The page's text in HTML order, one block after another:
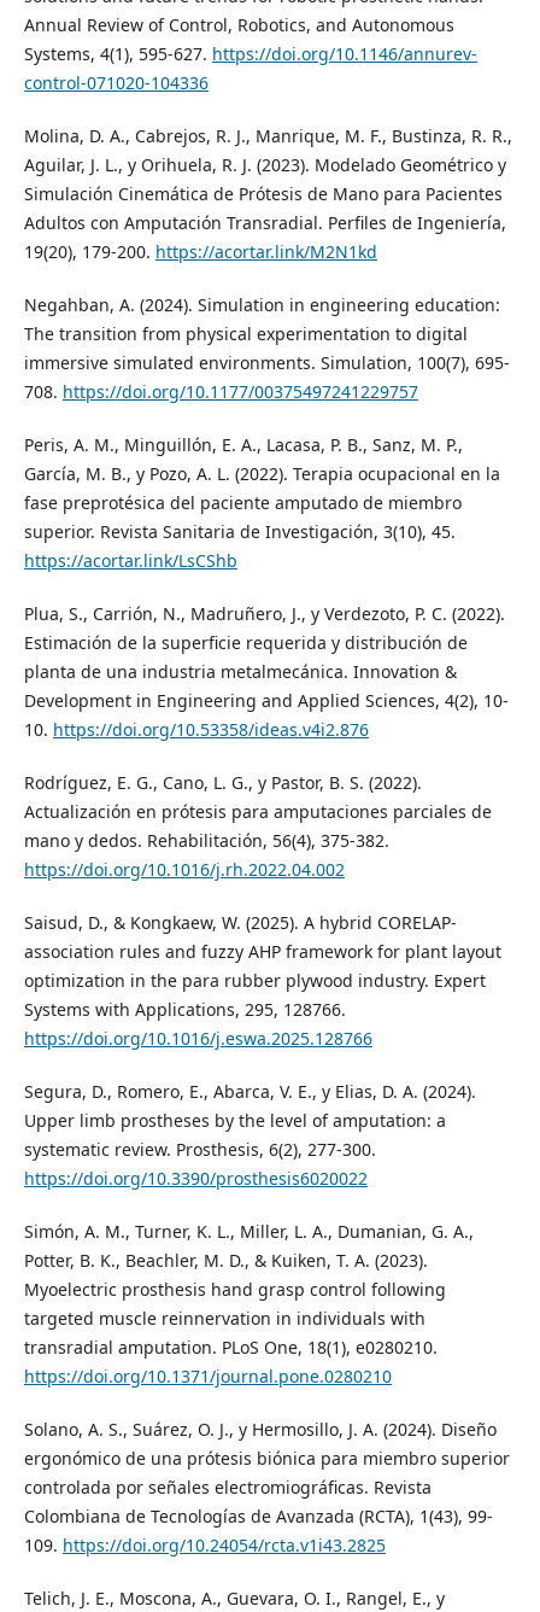
Annual Review of Control, Robotics, and Autonomous
Systems, 4(1), 595-627. https://doi.org/10.1146/annurev-
control-071020-104336
Molina, D. A., Cabrejos, R. J., Manrique, M. F., Bustinza, R. R.,
Aguilar, J. L., y Orihuela, R. J. (2023). Modelado Geométrico y
Simulación Cinemática de Prótesis de Mano para Pacientes
Adultos con Amputación Transradial. Perfiles de Ingeniería,
19(20), 179-200. https://acortar.link/M2N1kd
Negahban, A. (2024). Simulation in engineering education:
The transition from physical experimentation to digital
immersive simulated environments. Simulation, 100(7), 695-
708. https://doi.org/10.1177/00375497241229757
Peris, A. M., Minguillón, E. A., Lacasa, P. B., Sanz, M. P.,
García, M. B., y Pozo, A. L. (2022). Terapia ocupacional en la
fase preprotésica del paciente amputado de miembro
superior. Revista Sanitaria de Investigación, 3(10), 45.
https://acortar.link/LsCShb
Plua, S., Carrión, N., Madruñero, J., y Verdezoto, P. C. (2022).
Estimación de la superficie requerida y distribución de
planta de una industria metalmecánica. Innovation &
Development in Engineering and Applied Sciences, 4(2), 10-
10. https://doi.org/10.53358/ideas.v4i2.876
Rodríguez, E. G., Cano, L. G., y Pastor, B. S. (2022).
Actualización en prótesis para amputaciones parciales de
mano y dedos. Rehabilitación, 56(4), 375-382.
https://doi.org/10.1016/j.rh.2022.04.002
Saisud, D., & Kongkaew, W. (2025). A hybrid CORELAP-
association rules and fuzzy AHP framework for plant layout
optimization in the para rubber plywood industry. Expert
Systems with Applications, 295, 128766.
https://doi.org/10.1016/j.eswa.2025.128766
Segura, D., Romero, E., Abarca, V. E., y Elias, D. A. (2024).
Upper limb prostheses by the level of amputation: a
systematic review. Prosthesis, 6(2), 277-300.
https://doi.org/10.3390/prosthesis6020022
Simón, A. M., Turner, K. L., Miller, L. A., Dumanian, G. A.,
Potter, B. K., Beachler, M. D., & Kuiken, T. A. (2023).
Myoelectric prosthesis hand grasp control following
targeted muscle reinnervation in individuals with
transradial amputation. PLoS One, 18(1), e0280210.
https://doi.org/10.1371/journal.pone.0280210
Solano, A. S., Suárez, O. J., y Hermosillo, J. A. (2024). Diseño
ergonómico de una prótesis biónica para miembro superior
controlada por señales electromiográficas. Revista
Colombiana de Tecnologías de Avanzada (RCTA), 1(43), 99-
109. https://doi.org/10.24054/rcta.v1i43.2825
Telich, J. E., Moscona, A., Guevara, O. I., Rangel, E., y